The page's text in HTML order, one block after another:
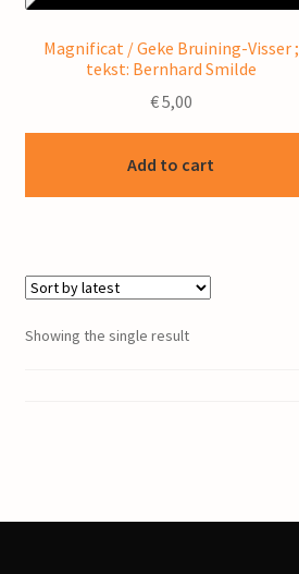
Magnificat / Geke Bruining-Visser ;
tekst: Bernhard Smilde
€5,00
Add to cart
Showing the single result